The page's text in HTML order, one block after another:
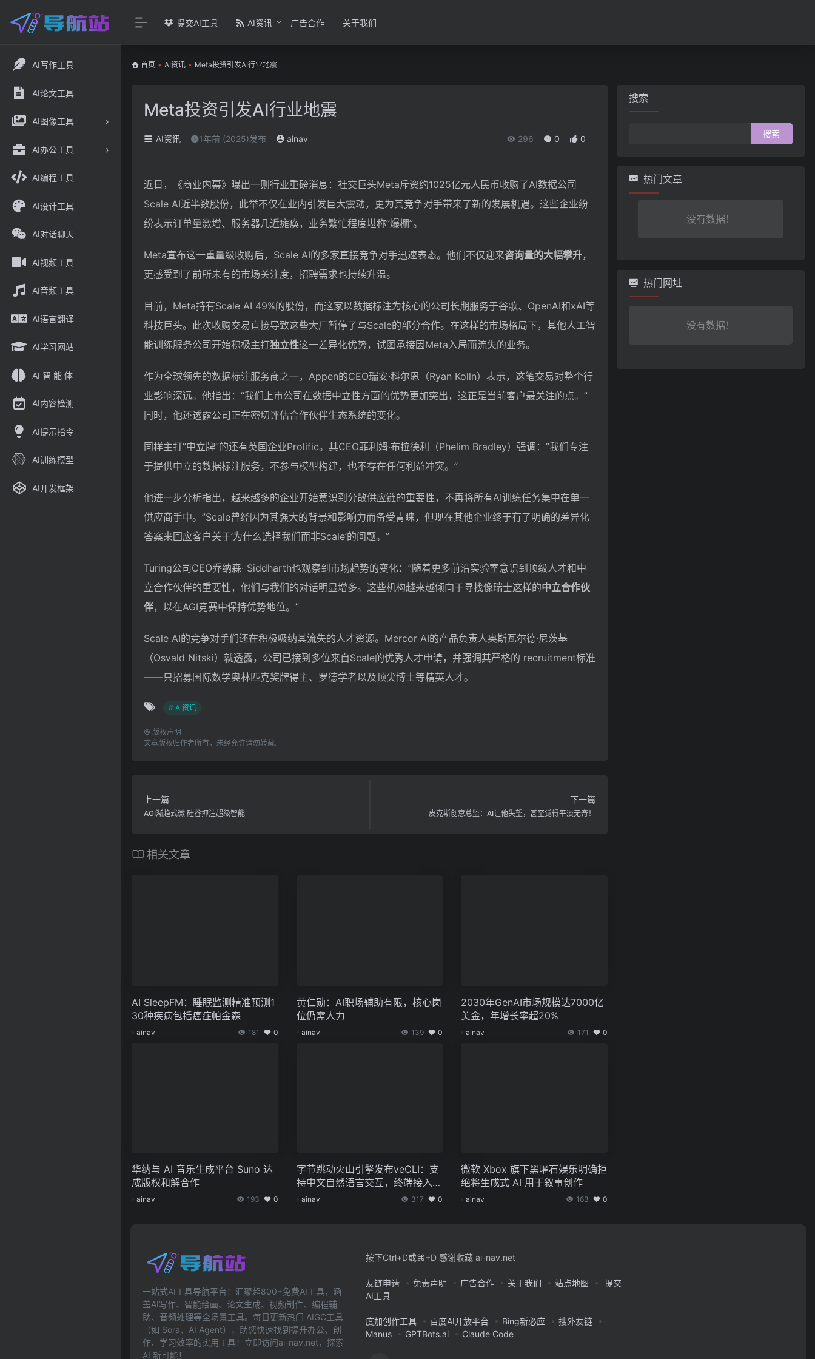
AI写作工具
AI论文工具
AI图像工具
AI办公工具
AI编程工具
AI设计工具
AI对话聊天
AI视频工具
AI音频工具
AI语言翻译
AI学习网站
AI 智 能 体
AI内容检测
AI提示指令
AI训练模型
AI开发框架
提交AI工具 AI资讯 广告合作 关于我们
首页 • AI资讯 • Meta投资引发AI行业地震
Meta投资引发AI行业地震
AI资讯 1年前 (2025)发布 ainav 296 0 0
近日，《商业内幕》曝出一则行业重磅消息：社交巨头Meta斥资约1025亿元人民币收购了AI数据公司
Scale AI近半数股份，此举不仅在业内引发巨大震动，更为其竞争对手带来了新的发展机遇。这些企业纷
纷表示订单量激增、服务器几近瘫痪，业务繁忙程度堪称”爆棚”。
Meta宣布这一重量级收购后，Scale AI的多家直接竞争对手迅速表态。他们不仅迎来咨询量的大幅攀升，
更感受到了前所未有的市场关注度，招聘需求也持续升温。
目前，Meta持有Scale AI 49%的股份，而这家以数据标注为核心的公司长期服务于谷歌、OpenAI和xAI等
科技巨头。此次收购交易直接导致这些大厂暂停了与Scale的部分合作。在这样的市场格局下，其他人工智
能训练服务公司开始积极主打独立性这一差异化优势，试图承接因Meta入局而流失的业务。
作为全球领先的数据标注服务商之一，Appen的CEO瑞安·科尔恩（Ryan Kolln）表示，这笔交易对整个行
业影响深远。他指出：”我们上市公司在数据中立性方面的优势更加突出，这正是当前客户最关注的点。”
同时，他还透露公司正在密切评估合作伙伴生态系统的变化。
同样主打”中立牌”的还有英国企业Prolific。其CEO菲利姆·布拉德利（Phelim Bradley）强调：”我们专注
于提供中立的数据标注服务，不参与模型构建，也不存在任何利益冲突。”
他进一步分析指出，越来越多的企业开始意识到分散供应链的重要性，不再将所有AI训练任务集中在单一
供应商手中。”Scale曾经因为其强大的背景和影响力而备受青睐，但现在其他企业终于有了明确的差异化
答案来回应客户关于’为什么选择我们而非Scale’的问题。”
Turing公司CEO乔纳森· Siddharth也观察到市场趋势的变化：”随着更多前沿实验室意识到顶级人才和中
立合作伙伴的重要性，他们与我们的对话明显增多。这些机构越来越倾向于寻找像瑞士这样的中立合作伙
伴，以在AGI竞赛中保持优势地位。”
Scale AI的竞争对手们还在积极吸纳其流失的人才资源。Mercor AI的产品负责人奥斯瓦尔德·尼茨基
（Osvald Nitski）就透露，公司已接到多位来自Scale的优秀人才申请，并强调其严格的 recruitment标准
——只招募国际数学奥林匹克奖牌得主、罗德学者以及顶尖博士等精英人才。
# AI资讯
© 版权声明
文章版权归作者所有，未经允许请勿转载。
上一篇
AGI渐趋式微 硅谷押注超级智能
下一篇
皮克斯创意总监：AI让他失望，甚至觉得平淡无奇！
相关文章
AI SleepFM：睡眠监测精准预测1
30种疾病包括癌症帕金森
ainav 181 0
黄仁勋：AI职场辅助有限，核心岗
位仍需人力
ainav 139 0
2030年GenAI市场规模达7000亿
美金，年增长率超20%
ainav 171 0
华纳与 AI 音乐生成平台 Suno 达
成版权和解合作
ainav 193 0
字节跳动火山引擎发布veCLI：支
持中文自然语言交互，终端接入豆
包大模型
ainav 317 0
微软 Xbox 旗下黑曜石娱乐明确拒
绝将生成式 AI 用于叙事创作
ainav 163 0
搜索
热门文章
没有数据！
热门网址
没有数据！
一站式AI工具导航平台！汇聚超800+免费AI工具，涵
盖AI写作、智能绘画、论文生成、视频制作、编程辅
助、音频处理等全场景工具。每日更新热门 AIGC工具
（如 Sora、AI Agent），助您快速找到提升办公、创
作、学习效率的实用工具！立即访问ai-nav.net，探索
AI 新可能！
按下Ctrl+D或⌘+D 感谢收藏 ai-nav.net
友链申请 免责声明 广告合作 关于我们 站点地图
提交
AI工具
度加创作工具 百度AI开放平台 Bing新必应
搜外友链
Manus
GPTBots.ai Claude Code